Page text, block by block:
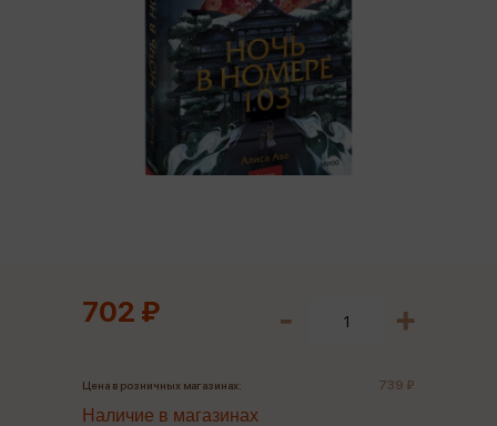
702 ₽
Цена в розничных магазинах: 739 ₽
Наличие в магазинах